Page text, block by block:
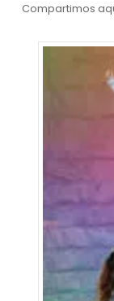
Compartimos